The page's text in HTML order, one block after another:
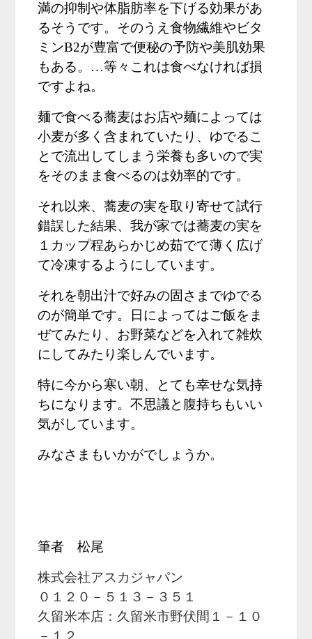
満の抑制や体脂肪率を下げる効果があ
るそうです。そのうえ食物繊維やビタ
ミンB2が豊富で便秘の予防や美肌効果
もある。…等々これは食べなければ損
ですよね。
麺で食べる蕎麦はお店や麺によっては
小麦が多く含まれていたり、ゆでるこ
とで流出してしまう栄養も多いので実
をそのまま食べるのは効率的です。
それ以来、蕎麦の実を取り寄せて試行
錯誤した結果、我が家では蕎麦の実を
１カップ程あらかじめ茹でて薄く広げ
て冷凍するようにしています。
それを朝出汁で好みの固さまでゆでる
のが簡単です。日によってはご飯をま
ぜてみたり、お野菜などを入れて雑炊
にしてみたり楽しんでいます。
特に今から寒い朝、とても幸せな気持
ちになります。不思議と腹持ちもいい
気がしています。
みなさまもいかがでしょうか。
筆者 松尾
株式会社アスカジャパン
０１２０－５１３－３５１
久留米本店：久留米市野伏間１－１０
－１２